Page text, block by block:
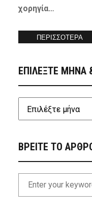
χορηγία…
ΠΕΡΙΣΣΟΤΕΡΑ
ΕΠΙΛΕΞΤΕ ΜΗΝΑ
ΒΡΕΙΤΕ ΤΟ